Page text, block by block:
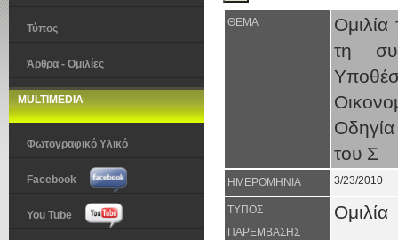
Τύπος
Άρθρα - Ομιλίες
MULTIMEDIA
Φωτογραφικό Υλικό
Facebook
You Tube
ΘΕΜΑ
τη
του Σ
ΗΜΕΡΟΜΗΝΙΑ 3/23/2010
ΤΥΠΟΣ
ΠΑΡΕΜΒΑΣΗΣ
Ομιλία